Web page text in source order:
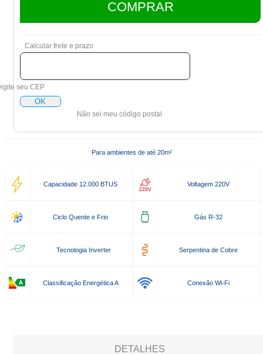
COMPRAR
Calcular frete e prazo
seu CEP
OK
Não sei meu código postal
Para ambientes de até 20m²
Capacidade 12.000 BTUS Voltagem 220V
Ciclo Quente e Frio Gás R-32
Tecnologia Inverter Serpentina de Cobre
Classificação Energética A Conexão Wi-Fi
DETALHES